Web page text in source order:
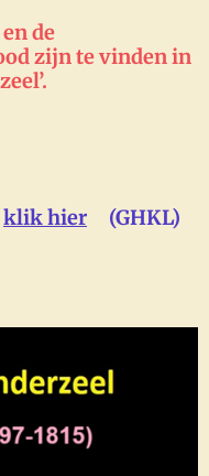
de
zijn te vinden in
klik hier (GHKL)